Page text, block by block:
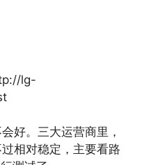
lg-
好。三大运营商里，
相对稳定，主要看路